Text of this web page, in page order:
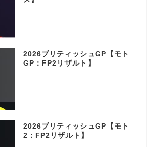
2026ブリティッシュGP【モト
GP：FP2リザルト】
2026ブリティッシュGP【モト
2：FP2リザルト】